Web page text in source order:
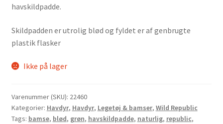
havskildpadde.
Skildpadden er utrolig blød og fyldet er af genbrugte
plastik flasker
Ikke på lager
Varenummer (SKU): 22460
Kategorier: Havdyr, Havdyr, Legetøj & bamser, Wild Republic
Tags: bamse, blød, grøn, havskildpadde, naturlig, republic,